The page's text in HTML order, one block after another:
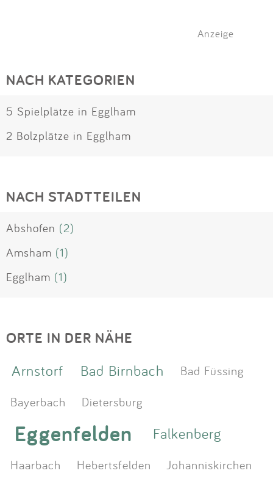
Anzeige
NACH KATEGORIEN
5 Spielplätze in Egglham
2 Bolzplätze in Egglham
NACH STADTTEILEN
Abshofen (2)
Amsham (1)
Egglham (1)
ORTE IN DER NÄHE
Arnstorf Bad Birnbach
Bad Füssing
Bayerbach
Dietersburg
Eggenfelden Falkenberg
Haarbach Hebertsfelden
Johanniskirchen